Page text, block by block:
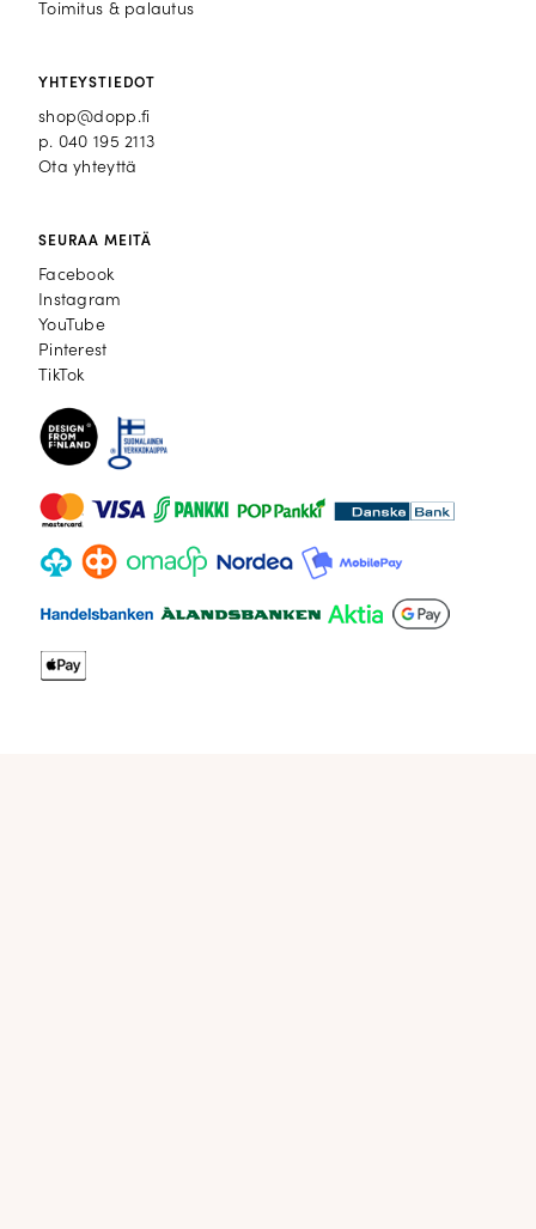
Toimitus & palautus
YHTEYSTIEDOT
shop@dopp.fi
p. 040 195 2113
Ota yhteyttä
SEURAA MEITÄ
Facebook
Facebook
Instagram
Instagram
YouTube
YouTube
Pinterest
Pinterest
TikTok
TikTok